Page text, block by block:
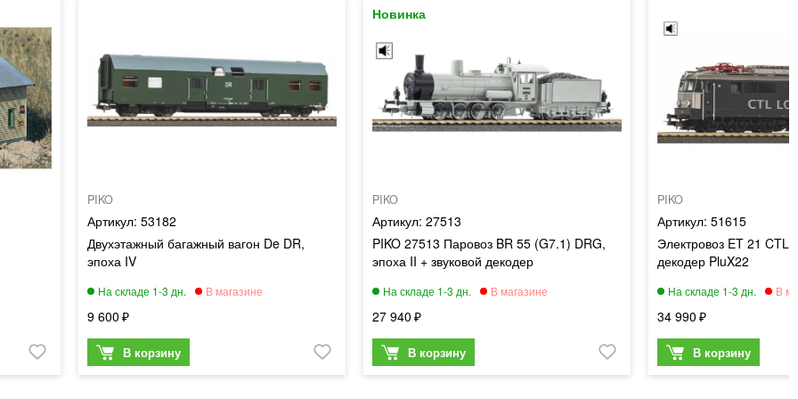
PIKO
53182
Двухэтажный багажный вагон De DR,
эпоха IV
9 600
PIKO
27513
PIKO 27513 Паровоз BR 55 (G7.1) DRG,
эпоха II + звуковой декодер
27 940
PIKO
51615
Электровоз ET 21 CTL,
декодер PluX22
34 990